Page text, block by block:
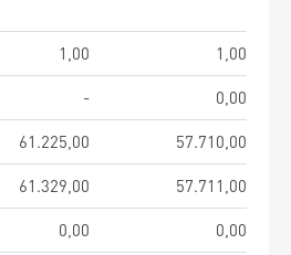
1,00
1,00
-
0,00
61.225,00
57.710,00
61.329,00
57.711,00
0,00
0,00